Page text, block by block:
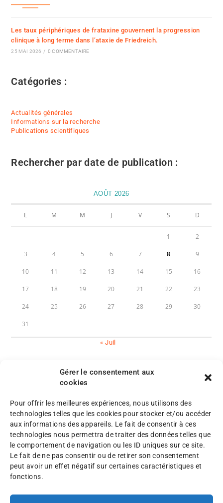
Gérer le consentement aux
cookies
Pour offrir les meilleures expériences, nous utilisons des
technologies telles que les cookies pour stocker et/ou accéder
aux informations des appareils. Le fait de consentir à ces
technologies nous permettra de traiter des données telles que
le comportement de navigation ou les ID uniques sur ce site.
Le fait de ne pas consentir ou de retirer son consentement
peut avoir un effet négatif sur certaines caractéristiques et
fonctions.
Les taux périphériques de frataxine gouvernent la progression
clinique à long terme dans l’ataxie de Friedreich.
25 MAI 2026 / 0 COMMENTAIRE
Catégories :
Actualités générales
Informations sur la recherche
Publications scientifiques
Rechercher par date de publication :
AOÛT 2026
L M M J V S D
1 2
3 4 5 6 7 8 9
10 11 12 13 14 15 16
17 18 19 20 21 22 23
24 25 26 27 28 29 30
31
« Juil
©
A
F
A
F
M
e
n
t
i
o
n
s
P
l
a
n
d
s